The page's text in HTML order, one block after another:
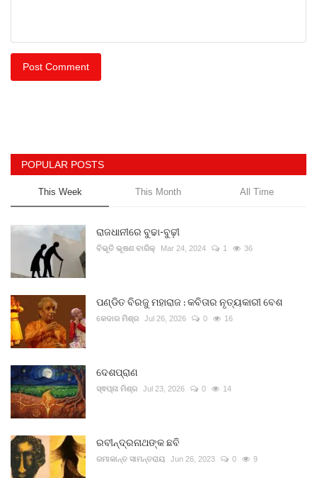
Post Comment
POPULAR POSTS
This Week This Month All Time
ରାଜଧାନୀରେ ବୁଢା-ବୁଢ଼ୀ
ବିଭୂତି ଭୂଷଣ ବାରିକ୍ Mar 24, 2024 1 36
ପଣ୍ଡିତ ବିରଜୁ ମହାରାଜ : କବିତାର ନୃତ୍ୟକାରୀ ବେଶ
କେଦାର ମିଶ୍ର Jul 26, 2026 0 16
ଦେଶପ୍ରାଣ
ସ୍ଵପ୍ନା ମିଶ୍ର Jul 23, 2026 0 14
ରବୀନ୍ଦ୍ରନାଥଙ୍କ ଛବି
ରମାକାନ୍ତ ସାମନ୍ତରାୟ Jun 26, 2023 0 9